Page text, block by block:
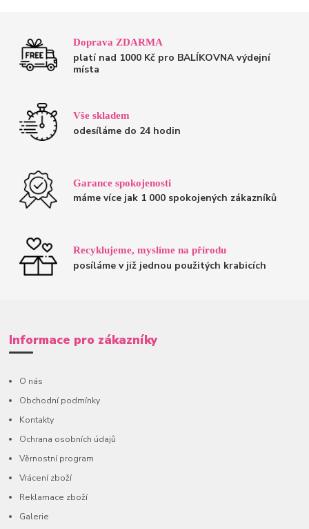
Doprava ZDARMA
platí nad 1000 Kč pro BALÍKOVNA výdejní
místa
Vše skladem
odesíláme do 24 hodin
Garance spokojenosti
máme více jak 1 000 spokojených zákazníků
Recyklujeme, myslíme na přírodu
posíláme v již jednou použitých krabicích
Informace pro zákazníky
O nás
Obchodní podmínky
Kontakty
Ochrana osobních údajů
Věrnostní program
Vrácení zboží
Reklamace zboží
Galerie